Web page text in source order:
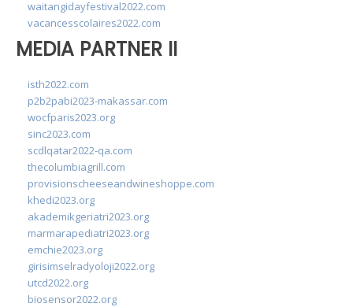
waitangidayfestival2022.com
vacancesscolaires2022.com
MEDIA PARTNER II
isth2022.com
p2b2pabi2023-makassar.com
wocfparis2023.org
sinc2023.com
scdlqatar2022-qa.com
thecolumbiagrill.com
provisionscheeseandwineshoppe.com
khedi2023.org
akademikgeriatri2023.org
marmarapediatri2023.org
emchie2023.org
girisimselradyoloji2022.org
utcd2022.org
biosensor2022.org